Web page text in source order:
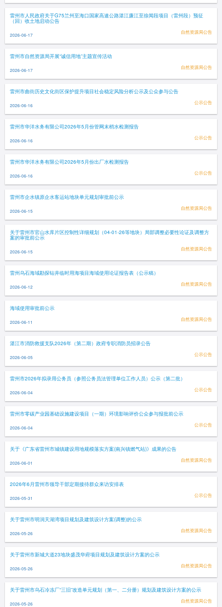
雷州市人民政府关于G75兰州至海口国家高速公路湛江廉江至徐闻段项目（雷州段）预征
（回）收土地启动公告
2026-06-17 自然资源局公告
雷州市自然资源局开展“诚信用地”主题宣传活动
2026-06-17 自然资源局公告
雷州市曲街历史文化街区保护提升项目社会稳定风险分析公示及公众参与公告
2026-06-16 公示公告
雷州市华洋水务有限公司2026年5月份管网末梢水检测报告
2026-06-16 公示公告
雷州市华洋水务有限公司2026年5月份出厂水检测报告
2026-06-16 公示公告
雷州市企水镇原企水客运站地块单元规划审批前公示
2026-06-15 自然资源局公告
关于雷州市官山水库片区控制性详细规划（04-01-26等地块）局部调整必要性论证及调整方
案的审批前公示
2026-06-15 自然资源局公告
雷州乌石海域勘探钻井临时用海项目海域使用论证报告表（公示稿）
2026-06-12 自然资源局公告
海域使用审批前公示
2026-06-11 自然资源局公告
湛江市消防救援支队2026年（第二期）政府专职消防员招录公告
2026-06-05 公示公告
雷州市2026年拟录用公务员（参照公务员法管理单位工作人员）公示（第二批）
2026-06-04 公示公告
雷州市零碳产业园基础设施建设项目（一期）环境影响评价公众参与报批前公示
2026-06-04 公示公告
关于《广东省雷州市城镇建设用地规模落实方案(南兴镇燃气站)》成果的公告
2026-06-01 自然资源局公告
2026年6月雷州市领导干部定期接待群众来访安排表
2026-05-31 公示公告
关于雷州市明润天湖湾项目规划及建筑设计方案(调整)的公示
2026-05-26 自然资源局公告
关于雷州市新城大道23地块盛茂华府项目规划及建筑设计方案的公示
2026-05-26 自然资源局公告
关于雷州市乌石冷冻厂“三旧”改造单元规划（第一、二分册）规划及建筑设计方案的公示
2026-05-26 自然资源局公告